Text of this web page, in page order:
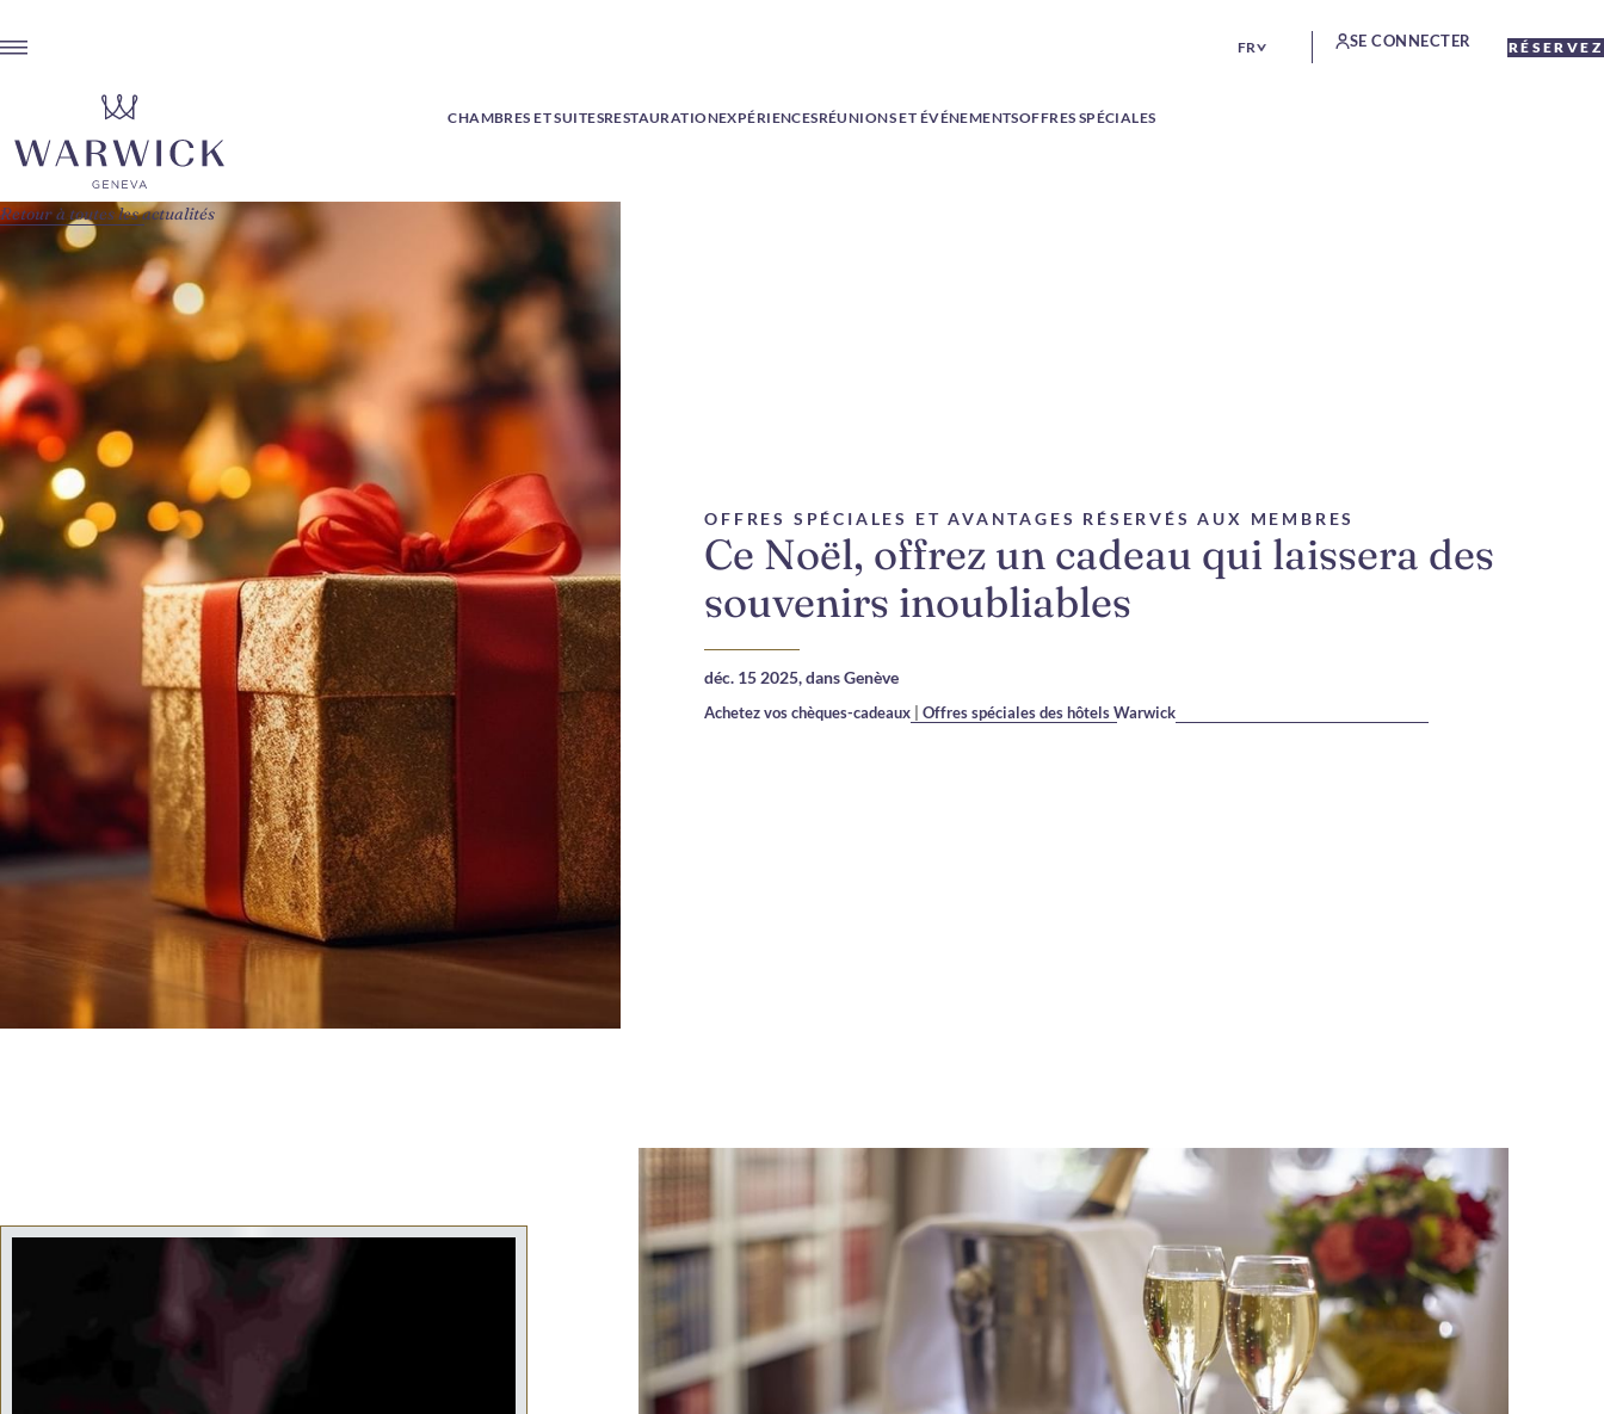
FR SE CONNECTER RÉSERVEZ
CHAMBRES ET SUITESRESTAURATIONEXPÉRIENCESRÉUNIONS ET ÉVÉNEMENTSOFFRES SPÉCIALES
OFFRES SPÉCIALES ET AVANTAGES RÉSERVÉS AUX MEMBRES
Ce Noël, offrez un cadeau qui laissera des
souvenirs inoubliables
déc. 15 2025,dans Genève
Achetez vos chèques-cadeaux |Offres spéciales des hôtels Warwick
Retour à toutes les actualités